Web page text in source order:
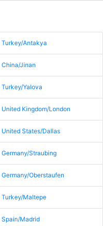
Turkey/Antakya
China/Jinan
Turkey/Yalova
United Kingdom/London
United States/Dallas
Germany/Straubing
Germany/Oberstaufen
Turkey/Maltepe
Spain/Madrid